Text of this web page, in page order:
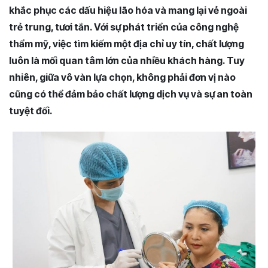
khắc phục các dấu hiệu lão hóa và mang lại vẻ ngoài
trẻ trung, tươi tắn. Với sự phát triển của công nghệ
thẩm mỹ, việc tìm kiếm một địa chỉ uy tín, chất lượng
luôn là mối quan tâm lớn của nhiều khách hàng. Tuy
nhiên, giữa vô vàn lựa chọn, không phải đơn vị nào
cũng có thể đảm bảo chất lượng dịch vụ và sự an toàn
tuyệt đối.